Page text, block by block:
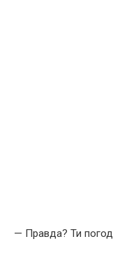
— Правда? Ти